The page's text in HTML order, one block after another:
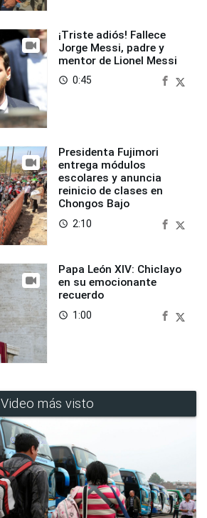
¡Triste adiós! Fallece
Jorge Messi, padre y
mentor de Lionel Messi
access_time 0:45
Presidenta Fujimori
entrega módulos
escolares y anuncia
reinicio de clases en
Chongos Bajo
access_time 2:10
Papa León XIV: Chiclayo
en su emocionante
recuerdo
access_time 1:00
Video más visto